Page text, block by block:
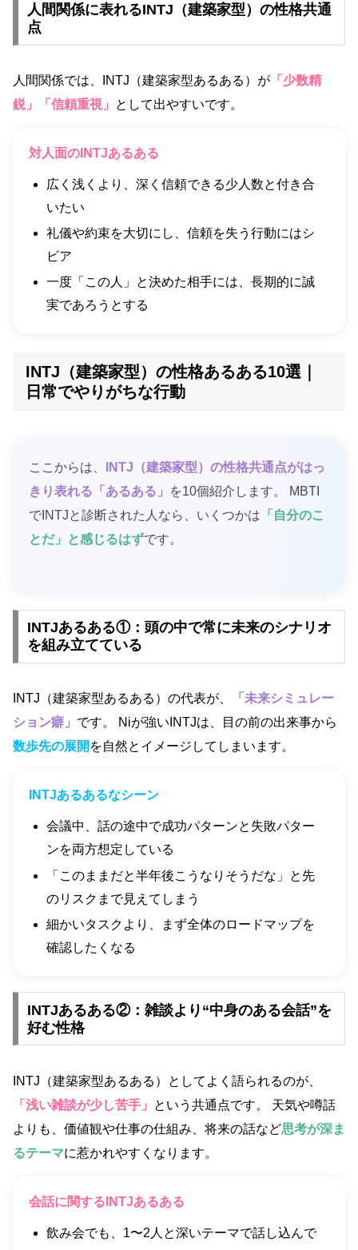
人間関係に表れるINTJ（建築家型）の性格共通
点
人間関係では、INTJ（建築家型あるある）が 「少数精
鋭」「信頼重視」
として出やすいです。
対人面のINTJあるある
広く浅くより、深く信頼できる少人数と付き合
いたい
礼儀や約束を大切にし、信頼を失う行動にはシ
ビア
一度「この人」と決めた相手には、長期的に誠
実であろうとする
INTJ（建築家型）の性格あるある10選｜
日常でやりがちな行動
ここからは、
INTJ（建築家型）の性格共通点がはっ
きり表れる「あるある」
を10個紹介します。 MBTI
でINTJと診断された人なら、いくつかは 「自分のこ
とだ」と感じるはずです。
INTJあるある①：頭の中で常に未来のシナリオ
を組み立てている
INTJ（建築家型あるある）の代表が、
「未来シミュレー
ション癖」 です。 Niが強いINTJは、目の前の出来事から
数歩先の展開 を自然とイメージしてしまいます。
INTJあるあるなシーン
会議中、話の途中で成功パターンと失敗パター
ンを両方想定している
「このままだと半年後こうなりそうだな」と先
のリスクまで見えてしまう
細かいタスクより、まず全体のロードマップを
確認したくなる
INTJあるある②：雑談より“中身のある会話”を
好む性格
INTJ（建築家型あるある）としてよく語られるのが、
「浅い雑談が少し苦手」
という共通点です。 天気や噂話
よりも、価値観や仕事の仕組み、将来の話など思考が深ま
るテーマに惹かれやすくなります。
会話に関するINTJあるある
飲み会でも、1〜2人と深いテーマで話し込んで